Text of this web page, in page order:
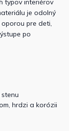
je odolný
pre deti,
po
hrdzi a korózii